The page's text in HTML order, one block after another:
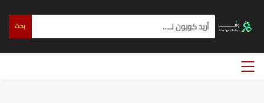
بحث